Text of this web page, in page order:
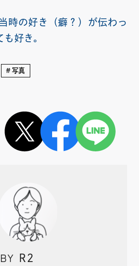
時の好き（癖？）が伝わっ
好き。
写真
R2